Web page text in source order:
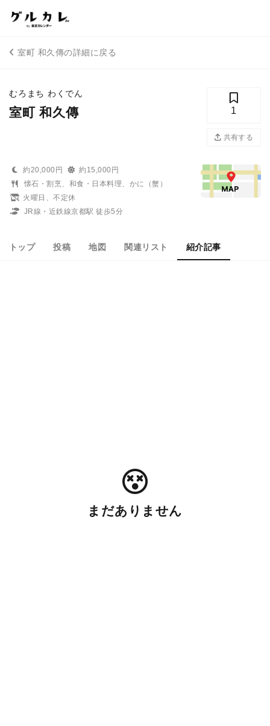
室町 和久傳の詳細に戻る
むろまち わくでん
室町 和久傳 1
共有する
約20,000円
約15,000円
懐石・割烹、和食・日本料理、かに（蟹）
火曜日、不定休
JR線・近鉄線京都駅 徒歩5分
トップ 投稿 地図 関連リスト 紹介記事
まだありません